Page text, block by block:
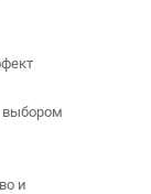
выбором
и